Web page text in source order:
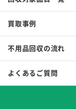
買取事例
不用品回収の流れ
よくあるご質問